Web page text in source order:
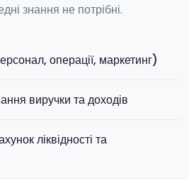
знання не потрібні.
операції, маркетинг)
виручки та доходів
ліквідності та